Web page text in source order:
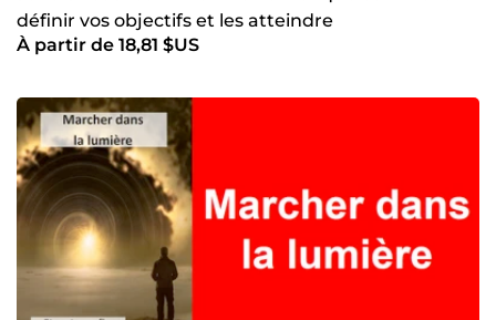
définir vos objectifs et les atteindre
À partir de 18,81 $US